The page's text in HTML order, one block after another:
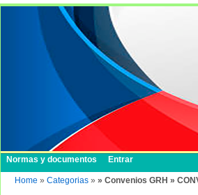
Normas y documentos Entrar
Home » Categorias » » Convenios GRH »